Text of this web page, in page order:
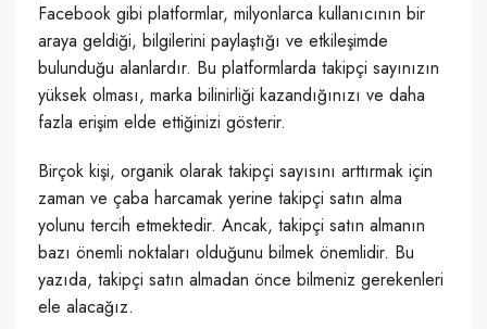
Facebook gibi platformlar, milyonlarca kullanıcının bir
araya geldiği, bilgilerini paylaştığı ve etkileşimde
bulunduğu alanlardır. Bu platformlarda takipçi sayınızın
yüksek olması, marka bilinirliği kazandığınızı ve daha
fazla erişim elde ettiğinizi gösterir.
Birçok kişi, organik olarak takipçi sayısını arttırmak için
zaman ve çaba harcamak yerine takipçi satın alma
yolunu tercih etmektedir. Ancak, takipçi satın almanın
bazı önemli noktaları olduğunu bilmek önemlidir. Bu
yazıda, takipçi satın almadan önce bilmeniz gerekenleri
ele alacağız.